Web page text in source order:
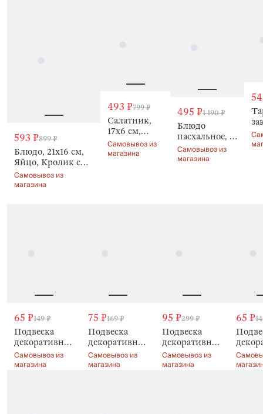
593 ₽899 ₽
Блюдо, 21х16 см,
Яйцо, Кролик с
цветами, Natural
Easter
Самовывоз из
магазина
493 ₽799 ₽
Салатник,
17х6 см,
Кролик с
цветами,
Самовывоз из
магазина
495 ₽1 190 ₽
Блюдо
пасхальное, 18
см, Кролик с
цветами,
Самовывоз из
магазина
23
65 ₽149 ₽
Подвеска
декоративная,
4 см, с
сухоцветами,
Самовывоз из
магазина
75 ₽169 ₽
Подвеска
декоративная,
6 см, с
сухоцветами,
Самовывоз из
магазина
95 ₽299 ₽
Подвеска
декоративная,
10 см, с
сухоцветами,
Самовывоз из
магазина
65 ₽
с